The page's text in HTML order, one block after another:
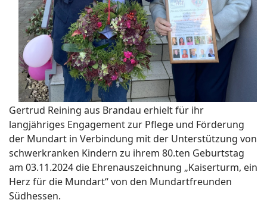
Gertrud Reining aus Brandau erhielt für ihr
langjähriges Engagement zur Pflege und Förderung
der Mundart in Verbindung mit der Unterstützung von
schwerkranken Kindern zu ihrem 80.ten Geburtstag
am 03.11.2024 die Ehrenauszeichnung „Kaiserturm, ein
Herz für die Mundart“ von den Mundartfreunden
Südhessen.